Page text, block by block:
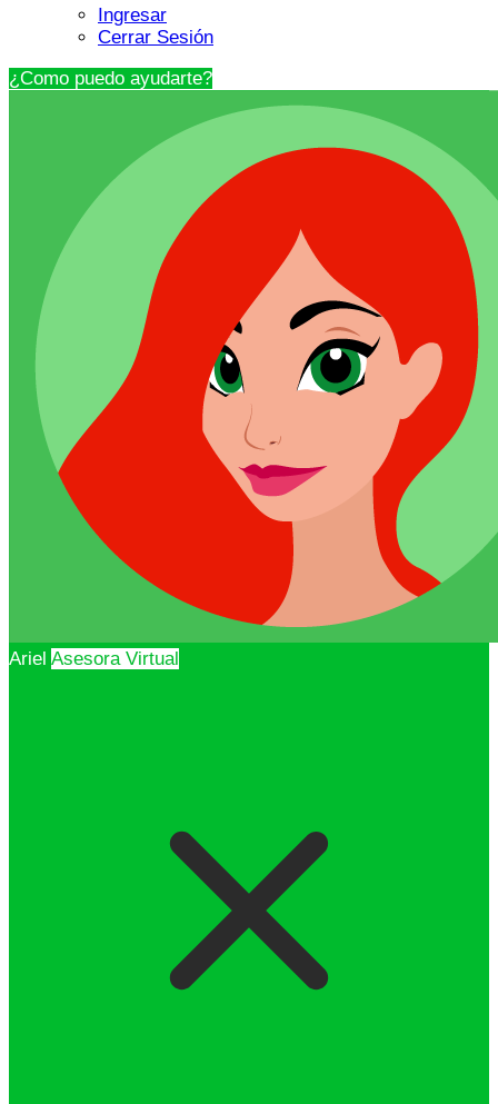
Ingresar
Cerrar Sesión
¿Como puedo ayudarte?
Ariel Asesora Virtual